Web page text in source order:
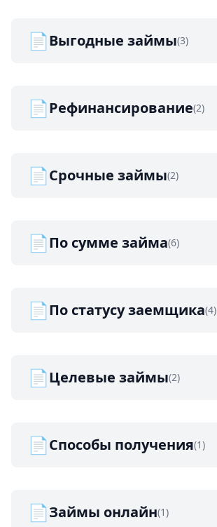
📄Выгодные займы(3)
📄Рефинансирование(2)
📄Срочные займы(2)
📄По сумме займа(6)
📄По статусу заемщика(4)
📄Целевые займы(2)
📄Способы получения(1)
📄Займы онлайн(1)